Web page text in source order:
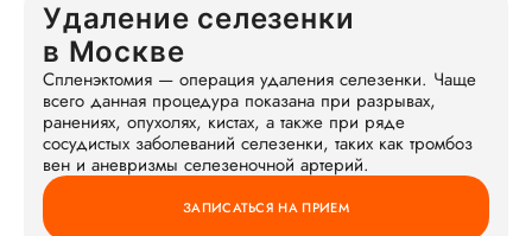
Удаление селезенки
в Москве
Спленэктомия — операция удаления селезенки. Чаще
всего данная процедура показана при разрывах,
ранениях, опухолях, кистах, а также при ряде
сосудистых заболеваний селезенки, таких как тромбоз
вен и аневризмы селезеночной артерий.
ЗАПИСАТЬСЯ НА ПРИЕМ